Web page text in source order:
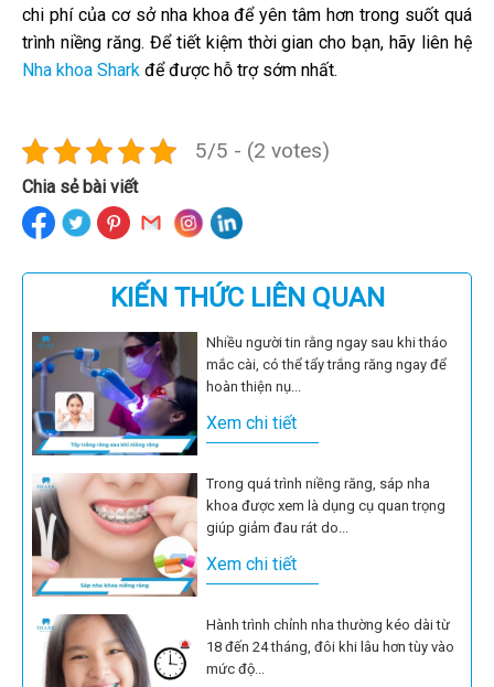
chi phí của cơ sở nha khoa để yên tâm hơn trong suốt quá
trình niềng răng. Để tiết kiệm thời gian cho bạn, hãy liên hệ
Nha khoa Shark để được hỗ trợ sớm nhất.
5/5 - (2 votes)
Chia sẻ bài viết
KIẾN THỨC LIÊN QUAN
Nhiều người tin rằng ngay sau khi tháo
mắc cài, có thể tẩy trắng răng ngay để
hoàn thiện nụ...
Xem chi tiết
Trong quá trình niềng răng, sáp nha
khoa được xem là dụng cụ quan trọng
giúp giảm đau rát do...
Xem chi tiết
Hành trình chỉnh nha thường kéo dài từ
18 đến 24 tháng, đôi khi lâu hơn tùy vào
mức độ...